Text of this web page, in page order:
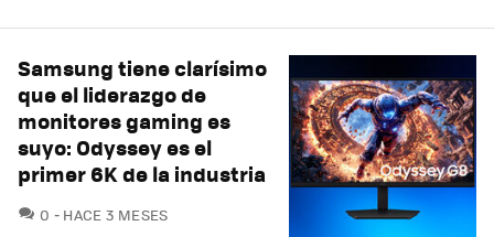
Samsung tiene clarísimo
que el liderazgo de
monitores gaming es
suyo: Odyssey es el
primer 6K de la industria
0 COMENTARIOS
HACE 3 MESES